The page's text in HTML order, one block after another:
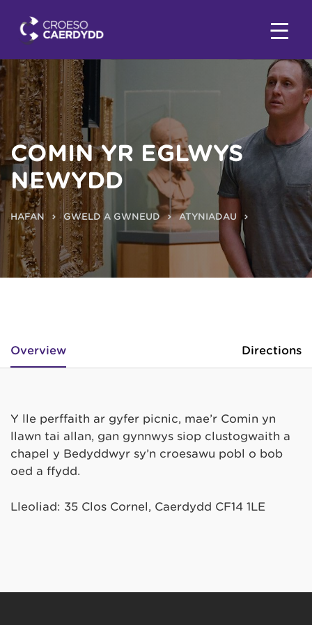
COMIN YR EGLWYS
NEWYDD
HAFAN GWELD A GWNEUD ATYNIADAU
Overview Directions
Y lle perffaith ar gyfer picnic, mae’r Comin yn
llawn tai allan, gan gynnwys siop clustogwaith a
chapel y Bedyddwyr sy’n croesawu pobl o bob
oed a ffydd.
Lleoliad: 35 Clos Cornel, Caerdydd CF14 1LE